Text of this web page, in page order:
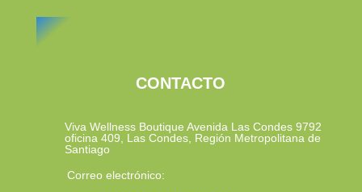
CONTACTO
Viva Wellness Boutique Avenida Las Condes 9792
oficina 409, Las Condes, Región Metropolitana de
Santiago
Correo electrónico: